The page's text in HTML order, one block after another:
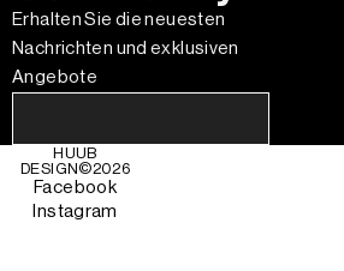
Erhalten Sie die neuesten
Nachrichten und exklusiven
Angebote
HUUB
DESIGN©2026
Facebook
Instagram